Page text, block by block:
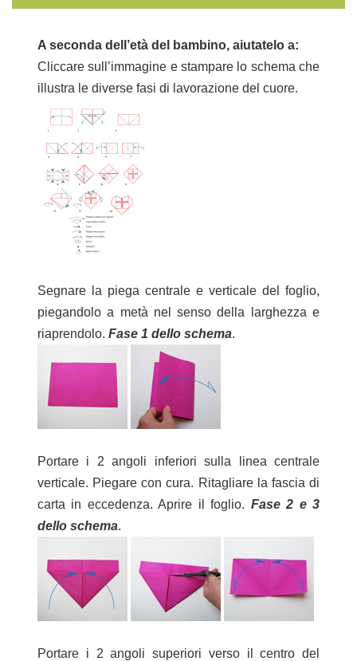
A seconda dell’età del bambino, aiutatelo a:
Cliccare sull’immagine e stampare lo schema che
illustra le diverse fasi di lavorazione del cuore.
Segnare la piega centrale e verticale del foglio,
piegandolo a metà nel senso della larghezza e
riaprendolo. Fase 1 dello schema.
Portare i 2 angoli inferiori sulla linea centrale
verticale. Piegare con cura. Ritagliare la fascia di
carta in eccedenza. Aprire il foglio. Fase 2 e 3
dello schema.
Portare i 2 angoli superiori verso il centro del